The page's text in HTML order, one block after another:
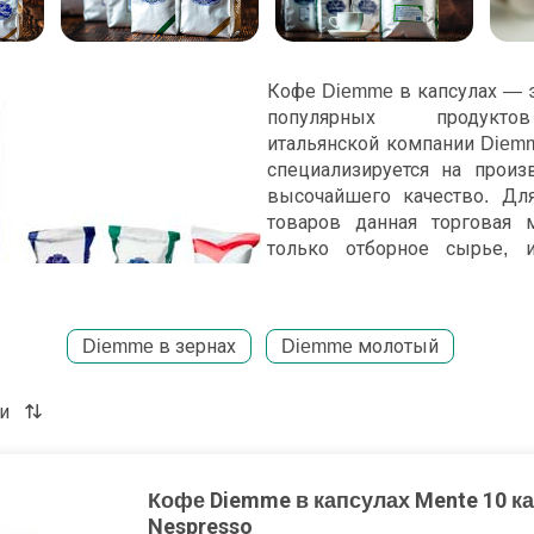
Кофе Diemme в капсулах —
популярных
итальянской компании
специализируется на
высочайшего качество.
товаров данная торговая
только отборное
плантаций Кении, Колумбии, Коста-Рики,
вручную. Стоит отметить, что на заводы
сразу же отсеиваются. Именно поэтому основой
кофе Диэм в капсулах протекает
Diemme в зернах Diemme молотый
Кофе Diemme в капсулах Mente 10
Nespresso